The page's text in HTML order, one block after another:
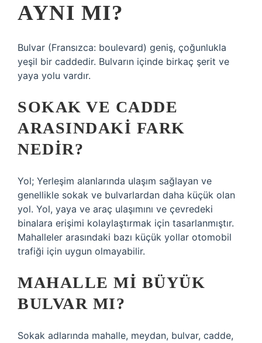
AYNI MI?
Bulvar (Fransızca: boulevard) geniş, çoğunlukla
yeşil bir caddedir. Bulvarın içinde birkaç şerit ve
yaya yolu vardır.
SOKAK VE CADDE
ARASINDAKI FARK
NEDIR?
Yol; Yerleşim alanlarında ulaşım sağlayan ve
genellikle sokak ve bulvarlardan daha küçük olan
yol. Yol, yaya ve araç ulaşımını ve çevredeki
binalara erişimi kolaylaştırmak için tasarlanmıştır.
Mahalleler arasındaki bazı küçük yollar otomobil
trafiği için uygun olmayabilir.
MAHALLE MI BÜYÜK
BULVAR MI?
Sokak adlarında mahalle, meydan, bulvar, cadde,